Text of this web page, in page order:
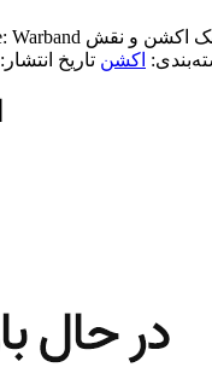
اکشن تاریخ انتشار: ۲۲ اردیبهشت ۱۴۰۰